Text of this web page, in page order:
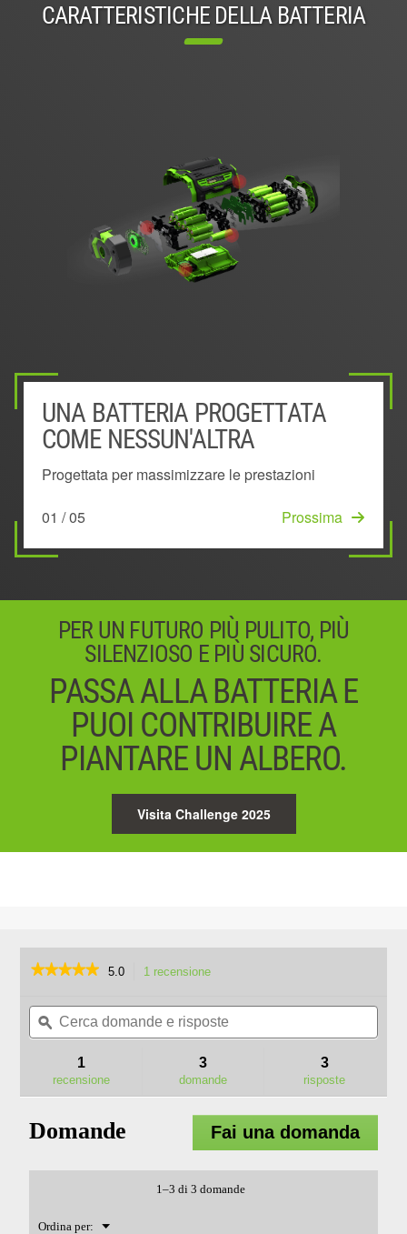
CARATTERISTICHE DELLA BATTERIA
UNA BATTERIA PROGETTATA
COME NESSUN'ALTRA
Progettata per massimizzare le prestazioni
01 / 05 Prossima
BATTERIA MONTATA
ALL'ESTERNO
Rimane fredda più a lungo per fornire più potenza
SISTEMA DI GESTIONE DELLA
POTENZA
Mostra il livello di carica residua della batteria
03 / 05 Prossima
TECNOLOGIA ESCLUSIVA 'KEEP
COOL'™
Mantiene prestazioni al top prevenendo il
ESCLUSIVO DESIGN AD ARCO
Dissipa il calore in modo più efficace
PER UN FUTURO PIÙ PULITO, PIÙ
SILENZIOSO E PIÙ SICURO.
PASSA ALLA BATTERIA E
PUOI CONTRIBUIRE A
PIANTARE UN ALBERO.
Visita Challenge 2025
★★★★★
★★★★★
5
recensioni
ZAINO
5.0 1 recensione
alla
pagina
delle
Cerca
domande
e
ϙ
e
1
recensione
3
domande
3
risposte
Domande Fai una domanda
1–3 di 3 domande
Ordina per: ▼
Menu